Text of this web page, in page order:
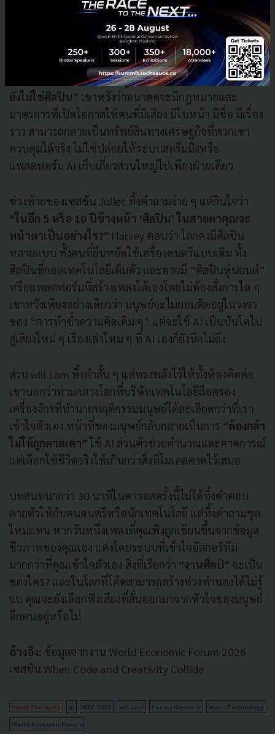
อย่างมีนัยสำคัญ
เมื่อวงเสวนาไหลไปถึงคำถามเรื่อง“ใครจะได้ประโยชน์
ทางเศรษฐกิจ” จากการที่ AI ทำให้ต้นทุนการ
สร้างสรรค์ต่ำลงHarvey พูดอย่างไม่อ้อมค้อมว่า“ตอนนี้
ยังไม่ใช่ศิลปิน” เขาหวังว่าอนาคตจะมีกฎหมายและ
มาตรการที่เปิดโอกาสให้คนที่มีเสียง มีใบหน้า มีชื่อ มีเรื่อง
ราว สามารถกลายเป็นทรัพย์สินทางเศรษฐกิจที่พวกเขา
ควบคุมได้จริง ไม่ใช่ปล่อยให้ระบบสตรีมมิงหรือ
แพลตฟอร์ม AI เก็บเกี่ยวส่วนใหญ่ไปเพียงฝ่ายเดียว
ช่วงท้ายของเซสชั่น Juliet ทิ้งคำถามง่าย ๆ แต่กินใจว่า
“ในอีก 5 หรือ 10 ปีข้างหน้า ‘ศิลปิน’ ในสายตาคุณจะ
หน้าตาเป็นอย่างไร?” Harvey ตอบว่า โลกคงมีศิลปิน
หลายแบบ ทั้งคนที่ยืนหยัดใช้เครื่องดนตรีแบบเดิม ทั้ง
ศิลปินที่กอดเทคโนโลยีเต็มตัว และอาจมี “ศิลปินหุ่นยนต์”
หรือแพลตฟอร์มที่สร้างเพลงได้เองโดยไม่ต้องสั่งการใด ๆ
เขาหวังเพียงอย่างเดียวว่า มนุษย์จะไม่ยอมติดอยู่ในวงจร
ของ “การทำซ้ำความคิดเดิม ๆ” แต่จะใช้ AI เป็นบันไดไป
สู่เสียงใหม่ ๆ เรื่องเล่าใหม่ ๆ ที่ AI เองก็ยังนึกไม่ถึง
ส่วน will.i.am ทิ้งคำสั้น ๆ แต่ทรงพลังไว้ให้ทั้งห้องคิดต่อ
เขาบอกว่าท่ามกลางโลกที่บริษัทเทคโนโลยีถือครอง
เครื่องจักรที่ทำนายพฤติกรรมมนุษย์ได้ละเอียดกว่าที่เรา
เข้าใจตัวเอง หน้าที่ของมนุษย์กลับกลายเป็นการ “ต้องกล้า
ไม่ให้ถูกคาดเดา”ใช้ AI ส่วนตัวช่วยคำนวณและคาดการณ์
แต่เลือกใช้ชีวิตจริงให้เกินกว่าสิ่งที่โมเดลคาดไว้เสมอ
บทสนทนากว่า 30 นาทีในดาวอสครั้งนี้ไม่ได้ทิ้งคำตอบ
ตายตัวให้กับคนดนตรีหรือนักเทคโนโลยี แต่ทิ้งคำถามชุด
ใหม่แทน หากวันหนึ่งเพลงที่คุณฟังถูกเขียนขึ้นจากข้อมูล
ชีวภาพของคุณเอง แต่งโดยระบบที่เข้าใจอัลกอริทึม
มากกว่าที่คุณเข้าใจตัวเอง สิ่งที่เรียกว่า “งานศิลป์” จะเป็น
ของใคร? และในโลกที่โค้ดสามารถสร้างท่วงทำนองได้ไม่รู้
จบ คุณจะยังเลือกฟังเสียงที่สั่นออกมาจากหัวใจของมนุษย์
อีกคนอยู่หรือไม่
อ้างอิง: ข้อมูลจากงาน World Economic Forum 2026
เซสชัน When Code and Creativity Collide
Saucy Thoughts AI WEF 2026 will.i.am Harvey Mason Jr Music Technology
World Economic Forum